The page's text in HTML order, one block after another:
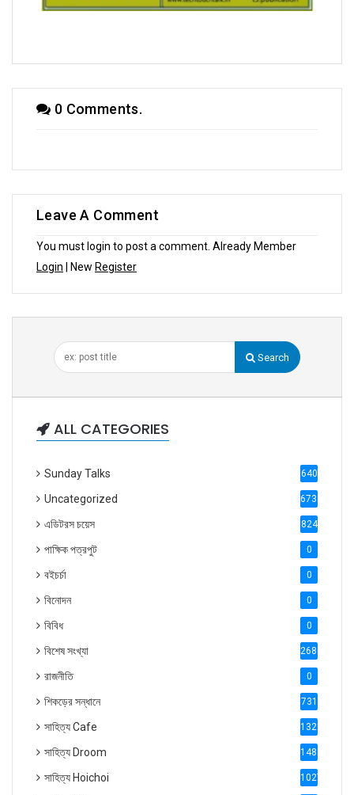
0 Comments.
Leave A Comment
You must login to post a comment. Already Member
Login | New Register
Search
ALL CATEGORIES
Sunday Talks 640
Uncategorized 6738
এডিটরস চয়েস 824
পাক্ষিক পত্রপুট 0
বইচর্চা 0
বিনোদন 0
বিবিধ 0
বিশেষ সংখ্যা 2686
রাজনীতি 0
শিকড়ের সন্ধানে 731
সাহিত্য Cafe 1321
সাহিত্য Droom 1488
সাহিত্য Hoichoi 1027